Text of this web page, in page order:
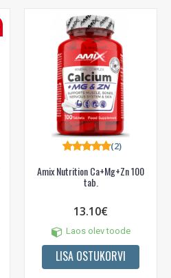
Amix Nutrition Ca+Mg+Zn 100
tab.
(2)
13.10€
Laos olev toode
LISA OSTUKORVI